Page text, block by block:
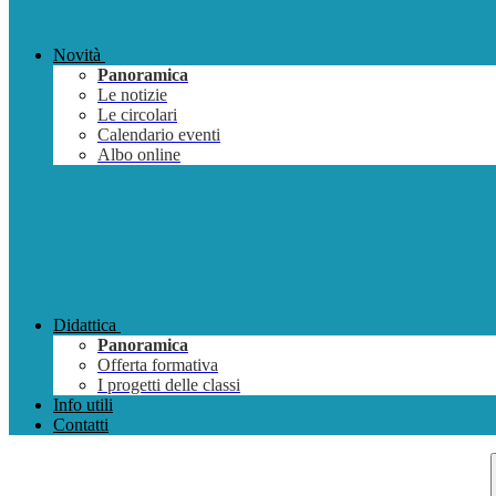
Novità
Panoramica
Le notizie
Le circolari
Calendario eventi
Albo online
Didattica
Panoramica
Offerta formativa
I progetti delle classi
Info utili
Contatti